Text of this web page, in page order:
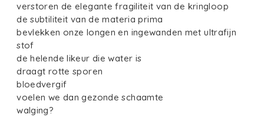
verstoren de elegante fragiliteit van de kringloop
de subtiliteit van de materia prima
bevlekken onze longen en ingewanden met ultrafijn
stof
de helende likeur die water is
draagt rotte sporen
bloedvergif
voelen we dan gezonde schaamte
walging?